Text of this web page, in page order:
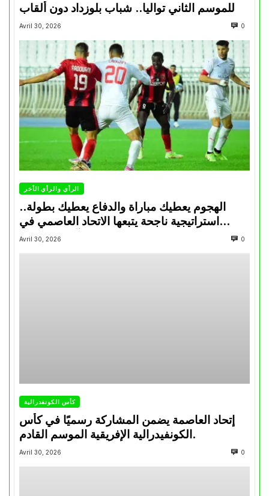
للموسم الثاني تواليا.. شباب بلوزداد دون ألقاب
Avril 30, 2026 0
الرأي والرأي الأخر
الهجوم يعطيك مباراة والدفاع يعطيك بطولة..
استراتيجية ناجحة يتبعها الاتحاد العاصمي في
تتويجاته آخر السنوات
Avril 30, 2026 0
كأس الكونفدرالية
إتحاد العاصمة يضمن المشاركة رسميًا في كأس
الكونفيدرالية الإفريقية الموسم القادم.
Avril 30, 2026 0